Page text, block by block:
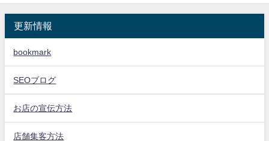
更新情報
bookmark
SEOブログ
お店の宣伝方法
店舗集客方法